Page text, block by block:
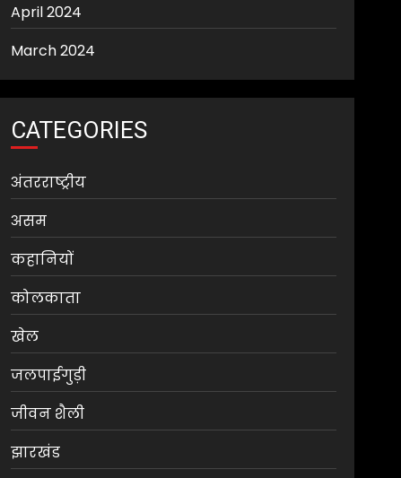
April 2024
March 2024
CATEGORIES
अंतरराष्ट्रीय
असम
कहानियों
कोलकाता
खेल
जलपाईगुड़ी
जीवन शैली
झारखंड